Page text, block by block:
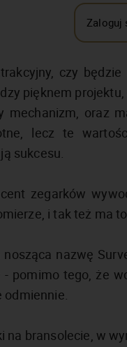
Zaloguj
czy
pięknem
oraz
lecz te
sukcesu.
zegarków
i tak też ma
nazwę
pomimo tego, że
na bransolecie, w